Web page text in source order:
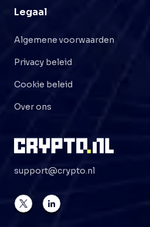
Legaal
Algemene voorwaarden
Privacy beleid
Cookie beleid
Over ons
support@crypto.nl